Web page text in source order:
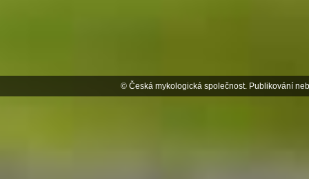
© Česká mykologická společnost. Publikování